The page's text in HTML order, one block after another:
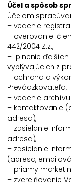
Účel a spôsob
Účelom
– vedenie registra
– overovanie
442/2004 Z.z.,
– plnenie ďalších
vyplývajúcich z
– ochrana a
Prevádzkovateľa,
– vedenie
– kontaktovanie
adresa),
– zasielanie
adresa),
– zasielanie
(adresa,
– priamy
– zverejňovanie